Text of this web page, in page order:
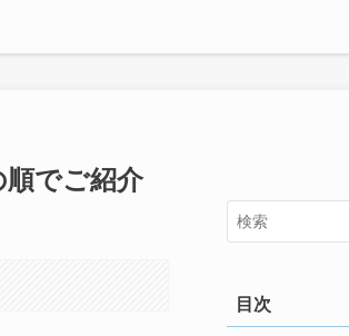
でご紹介
目次